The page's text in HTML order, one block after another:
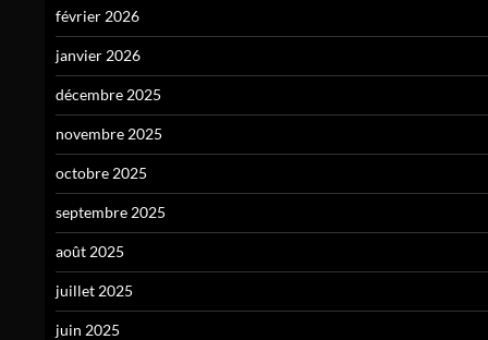
février 2026
janvier 2026
décembre 2025
novembre 2025
octobre 2025
septembre 2025
août 2025
juillet 2025
juin 2025